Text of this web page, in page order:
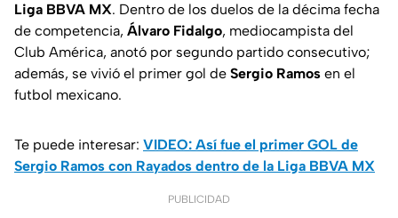
Liga BBVA MX. Dentro de los duelos de la décima fecha
de competencia, Álvaro Fidalgo, mediocampista del
Club América, anotó por segundo partido consecutivo;
además, se vivió el primer gol de Sergio Ramos en el
futbol mexicano.
Te puede interesar: VIDEO: Así fue el primer GOL de
Sergio Ramos con Rayados dentro de la Liga BBVA MX
PUBLICIDAD